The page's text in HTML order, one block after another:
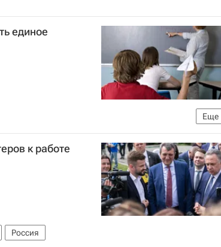
единое
Еще
России)
к работе
Россия